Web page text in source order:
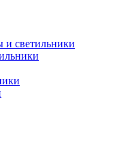
и светильники